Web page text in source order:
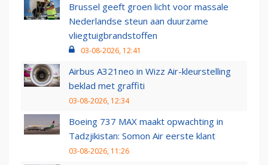
Brussel geeft groen licht voor massale
Nederlandse steun aan duurzame
vliegtuigbrandstoffen
03-08-2026, 12:41
Airbus A321neo in Wizz Air-kleurstelling
beklad met graffiti
03-08-2026, 12:34
Boeing 737 MAX maakt opwachting in
Tadzjikistan: Somon Air eerste klant
03-08-2026, 11:26